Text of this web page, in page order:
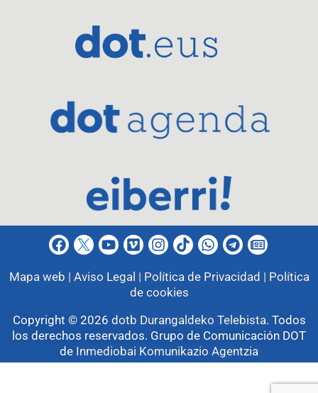
Mapa web | Aviso Legal | Política de Privacidad | Política
de cookies
Copyright © 2026 dotb Durangaldeko Telebista. Todos
los derechos reservados. Grupo de Comunicación DOT
de Inmediobai Komunikazio Agentzia